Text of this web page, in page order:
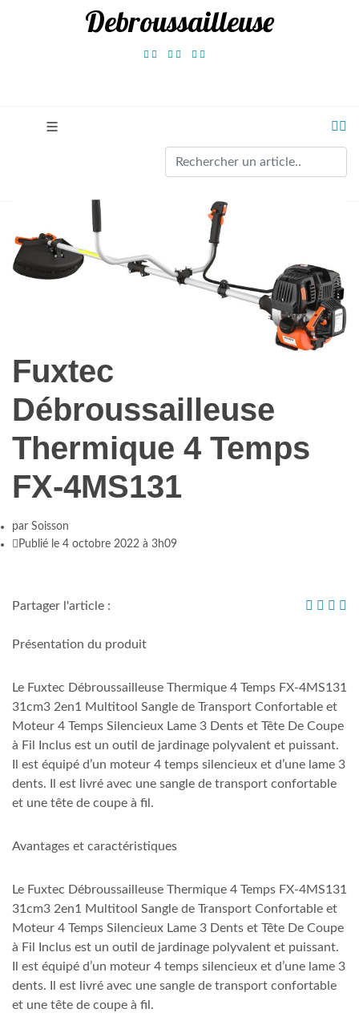
Debroussailleuse
Fuxtec
Débroussailleuse
Thermique 4 Temps
FX-4MS131
par Soisson
Publié le 4 octobre 2022 à 3h09
Partager l'article :
Présentation du produit
Le Fuxtec Débroussailleuse Thermique 4 Temps FX-4MS131
31cm3 2en1 Multitool Sangle de Transport Confortable et
Moteur 4 Temps Silencieux Lame 3 Dents et Tête De Coupe
à Fil Inclus est un outil de jardinage polyvalent et puissant.
Il est équipé d’un moteur 4 temps silencieux et d’une lame 3
dents. Il est livré avec une sangle de transport confortable
et une tête de coupe à fil.
Avantages et caractéristiques
Le Fuxtec Débroussailleuse Thermique 4 Temps FX-4MS131
31cm3 2en1 Multitool Sangle de Transport Confortable et
Moteur 4 Temps Silencieux Lame 3 Dents et Tête De Coupe
à Fil Inclus est un outil de jardinage polyvalent et puissant.
Il est équipé d’un moteur 4 temps silencieux et d’une lame 3
dents. Il est livré avec une sangle de transport confortable
et une tête de coupe à fil.